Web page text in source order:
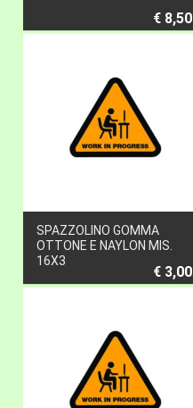
€ 8,50
SPAZZOLINO GOMMA
OTTONE E NAYLON MIS.
16X3
€ 3,00